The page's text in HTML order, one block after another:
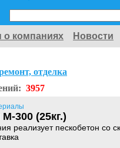
компаниях Новости
отделка
3957
300 (25кг.)
реализует пескобетон со